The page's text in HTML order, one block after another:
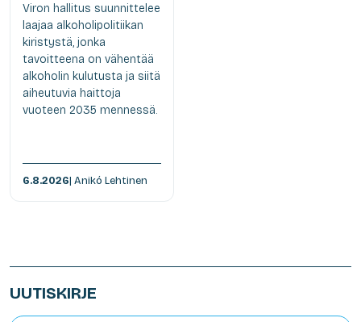
Viron hallitus suunnittelee
laajaa alkoholipolitiikan
kiristystä, jonka
tavoitteena on vähentää
alkoholin kulutusta ja siitä
aiheutuvia haittoja
vuoteen 2035 mennessä.
6.8.2026| Anikó Lehtinen
UUTISKIRJE